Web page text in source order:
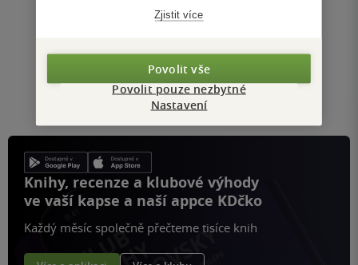
Nahoru
1
Přejít
na
stránku
/ 1
Knihy, recenze a klubové výhody
ve vaší kapse a naší appce KDčko
Každý měsíc společně přečteme tisíce knih
Zjistit více
Povolit vše
Povolit pouze nezbytné
Nastavení